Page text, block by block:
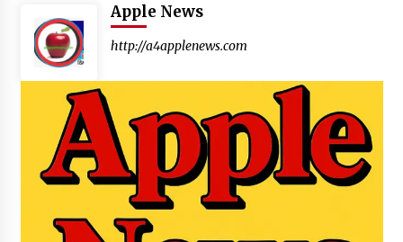
Apple News
http://a4applenews.com